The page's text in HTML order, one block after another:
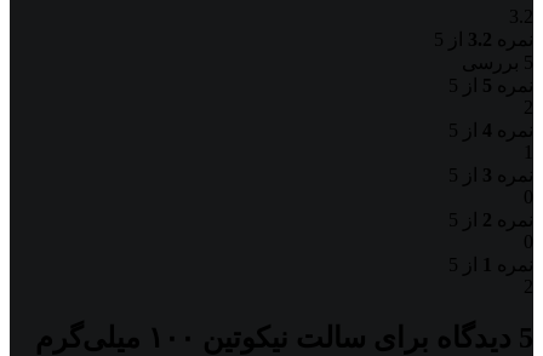
3.2
نمره 3.2
از 5
5 بررسی
نمره 5
از 5
نمره 4 از 5
نمره 3
از 5
0
نمره 2 از 5
0
نمره 1
از 5
5 دیدگاه برای سالت نیکوتین ۱۰۰ میلی‌گرم